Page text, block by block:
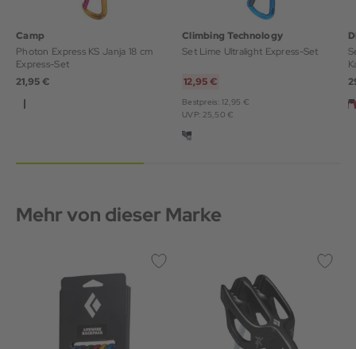
Camp
Photon Express KS Janja 18 cm
Express-Set
21,95 €
Climbing Technology
Set Lime Ultralight Express-Set
12,95 €
Bestpreis: 12,95 €
UVP: 25,50 €
Mehr von dieser Marke